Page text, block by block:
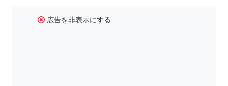
広告を非表示にする